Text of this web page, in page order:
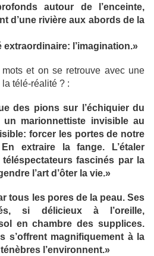
autour de l’enceinte,
d’une rivière aux abords de la
l’imagination.»
et on se retrouve avec une
télé-réalité ? :
des pions sur l’échiquier du
marionnettiste invisible au
forcer les portes de notre
extraire la fange. L’étaler
fascinés par la
l’art d’ôter la vie.»
tous les pores de la peau. Ses
si délicieux à l’oreille,
en chambre des supplices.
s’offrent magnifiquement à la
l’environnent.»